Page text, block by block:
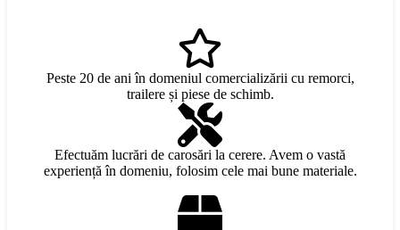
Peste 20 de ani în domeniul comercializării cu remorci,
trailere și piese de schimb.
Efectuăm lucrări de carosări la cerere. Avem o vastă
experiență în domeniu, folosim cele mai bune materiale.